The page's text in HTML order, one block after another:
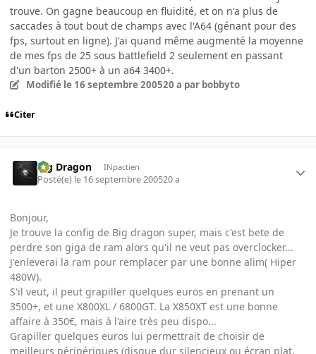
trouve. On gagne beaucoup en fluidité, et on n'a plus de
saccades à tout bout de champs avec l'A64 (génant pour des
fps, surtout en ligne). J'ai quand même augmenté la moyenne
de mes fps de 25 sous battlefield 2 seulement en passant
d'un barton 2500+ à un a64 3400+.
Modifié le 16 septembre 200520 a par bobbyto
Citer
Big Dragon INpactien
Posté(e) le 16 septembre 200520 a
Bonjour,
Je trouve la config de Big dragon super, mais c'est bete de
perdre son giga de ram alors qu'il ne veut pas overclocker...
J'enleverai la ram pour remplacer par une bonne alim( Hiper
480W).
S'il veut, il peut grapiller quelques euros en prenant un
3500+, et une X800XL / 6800GT. La X850XT est une bonne
affaire à 350€, mais à l'aire très peu dispo...
Grapiller quelques euros lui permettrait de choisir de
meilleurs péripériques (disque dur silencieux ou écran plat,